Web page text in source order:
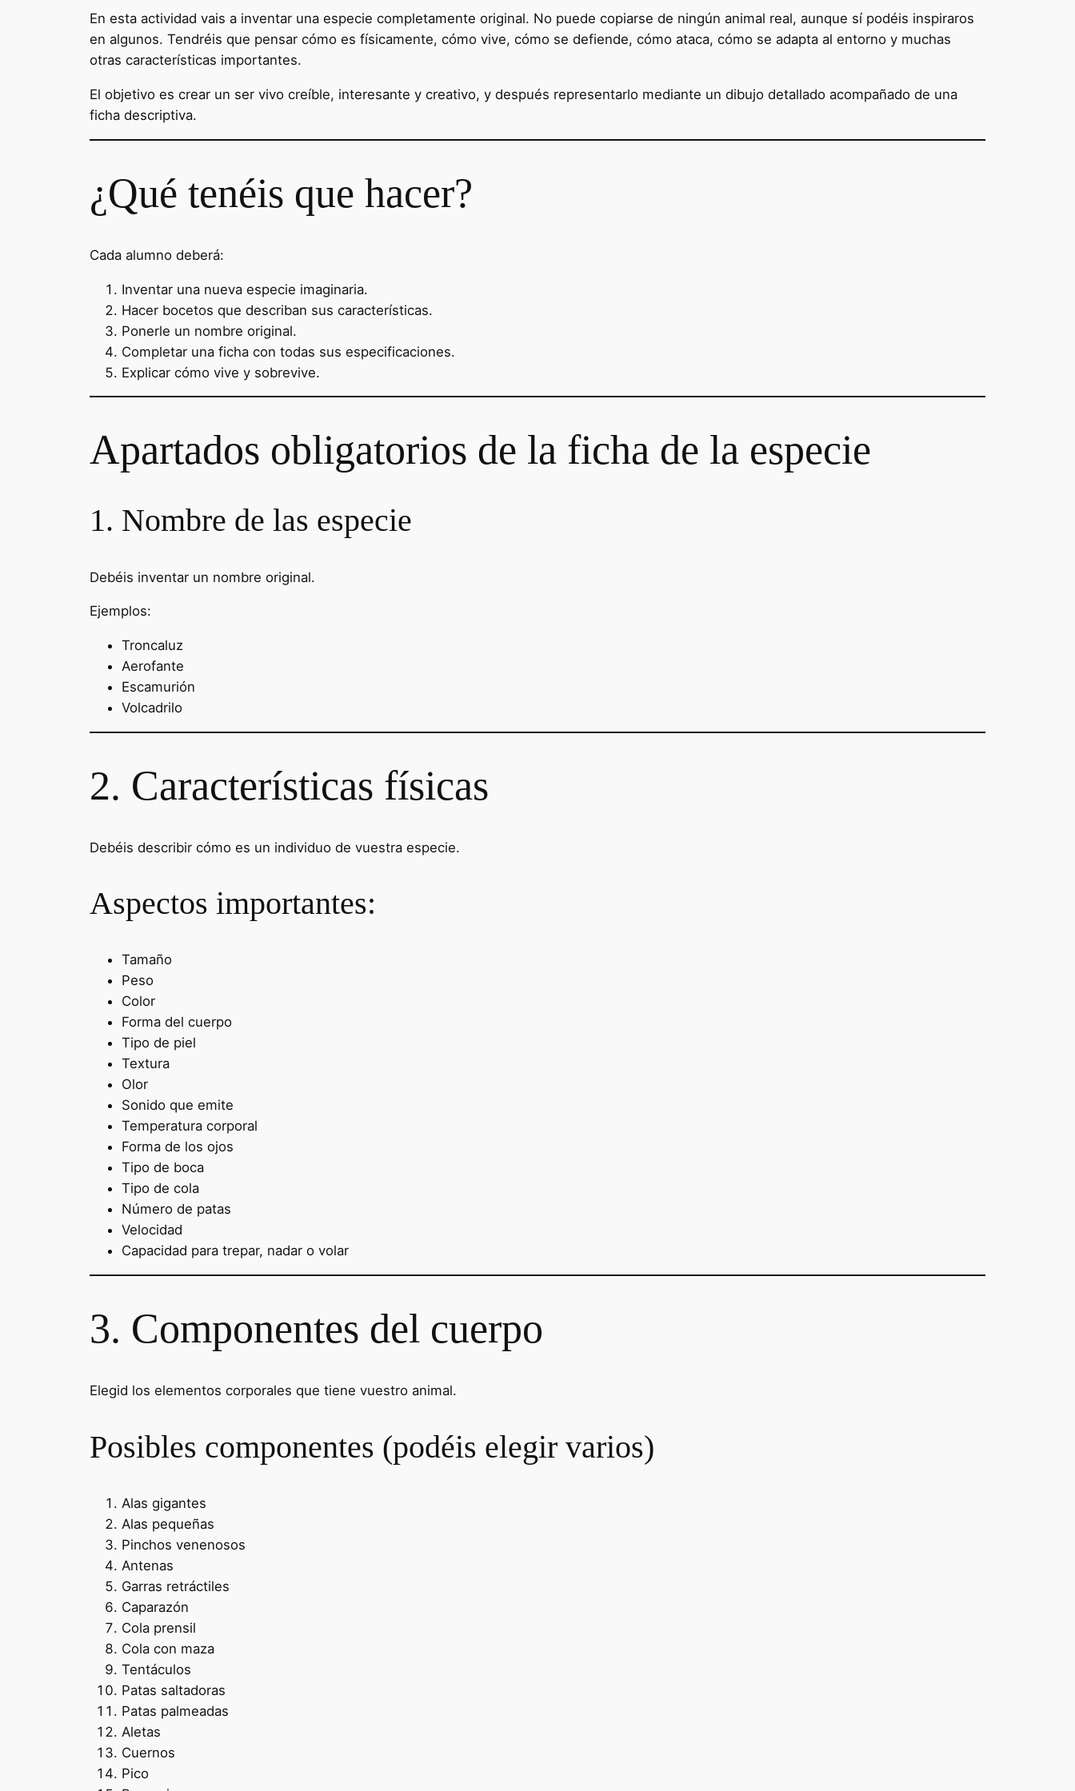
En esta actividad vais a inventar una especie completamente original. No puede copiarse de ningún animal real, aunque sí podéis inspiraros
en algunos. Tendréis que pensar cómo es físicamente, cómo vive, cómo se defiende, cómo ataca, cómo se adapta al entorno y muchas
otras características importantes.
El objetivo es crear un ser vivo creíble, interesante y creativo, y después representarlo mediante un dibujo detallado acompañado de una
ficha descriptiva.
¿Qué tenéis que hacer?
Cada alumno deberá:
Inventar una nueva especie imaginaria.
Hacer bocetos que describan sus características.
Ponerle un nombre original.
Completar una ficha con todas sus especificaciones.
Explicar cómo vive y sobrevive.
Apartados obligatorios de la ficha de la especie
1. Nombre de las especie
Debéis inventar un nombre original.
Ejemplos:
Troncaluz
Aerofante
Escamurión
Volcadrilo
2. Características físicas
Debéis describir cómo es un individuo de vuestra especie.
Aspectos importantes:
Tamaño
Peso
Color
Forma del cuerpo
Tipo de piel
Textura
Olor
Sonido que emite
Temperatura corporal
Forma de los ojos
Tipo de boca
Tipo de cola
Número de patas
Velocidad
Capacidad para trepar, nadar o volar
3. Componentes del cuerpo
Elegid los elementos corporales que tiene vuestro animal.
Posibles componentes (podéis elegir varios)
Alas gigantes
Alas pequeñas
Pinchos venenosos
Antenas
Garras retráctiles
Caparazón
Cola prensil
Cola con maza
Tentáculos
Patas saltadoras
Patas palmeadas
Aletas
Cuernos
Pico